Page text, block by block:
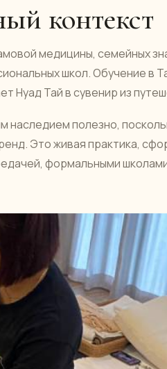
контекст
медицины, семейных
школ. Обучение в
Нуад Тай в сувенир из
полезно,
Это живая практика,
формальными